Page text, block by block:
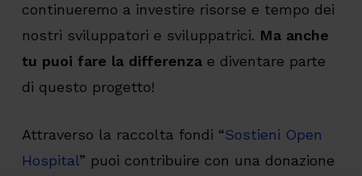
continueremo a investire risorse e tempo dei
nostri sviluppatori e sviluppatrici. Ma anche
tu puoi fare la differenzae diventare parte
di questo progetto!
Attraverso la raccolta fondi “Sostieni Open
Hospital” puoi contribuire con una donazione